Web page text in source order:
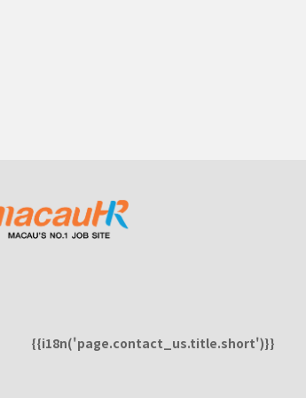
{{i18n('page.contact_us.title.short')}}